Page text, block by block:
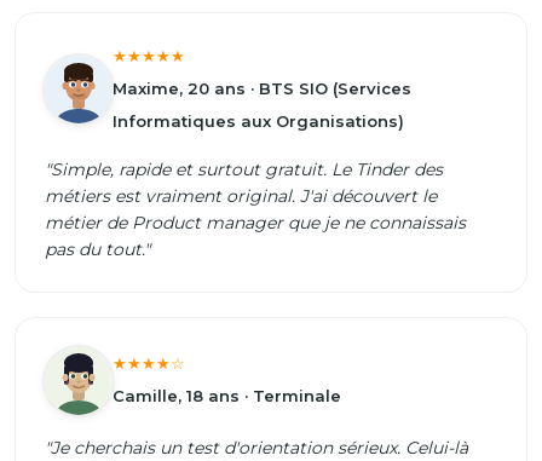
★★★★★
Maxime, 20 ans · BTS SIO (Services
Informatiques aux Organisations)
"Simple, rapide et surtout gratuit. Le Tinder des
métiers est vraiment original. J'ai découvert le
métier de Product manager que je ne connaissais
pas du tout."
★★★★☆
Camille, 18 ans · Terminale
"Je cherchais un test d'orientation sérieux. Celui-là